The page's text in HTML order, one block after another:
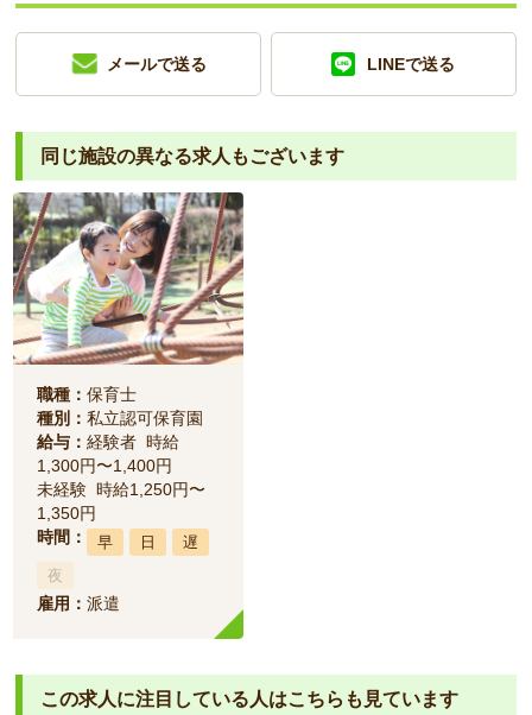
メールで送る LINEで送る
同じ施設の異なる求人もございます
職種： 保育士
種別： 私立認可保育園
給与： 経験者 時給
1,300円〜1,400円
未経験 時給1,250円〜
1,350円
時間：
早 日
遅
夜
雇用： 派遣
この求人に注目している人はこちらも見ています